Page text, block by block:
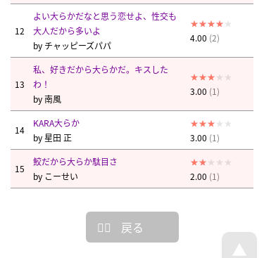
12
よい大らかだなと思う恋せよ、性交も
大人だから多いよ
by チャッピーズパパ
4.00 (2)
13
私、好きだから大らかだ。キスした
わ！
by南風
3.00 (1)
14
KARA大らか
by星田 正 3.00 (1)
15
鮫だから大らか駄目さ
by こーせい 2.00 (1)
戻る